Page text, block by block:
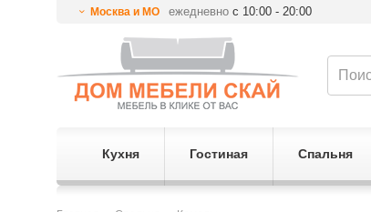
Москва и МО ежедневнос 10:00 - 20:00
Кухня Гостиная Спальня